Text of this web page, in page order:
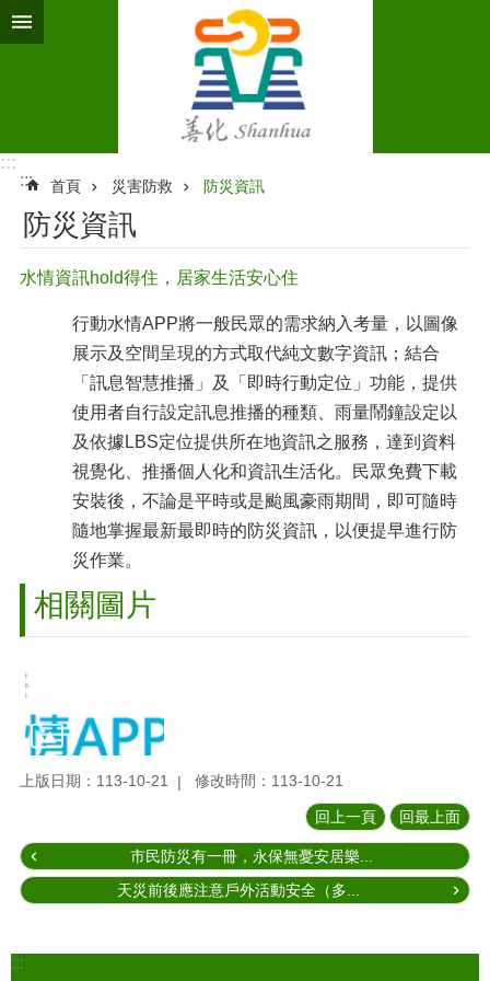
跳到主要內容區塊
:::
:::
首頁 災害防救 防災資訊
防災資訊
水情資訊hold得住，居家生活安心住
行動水情APP將一般民眾的需求納入考量，以圖像
展示及空間呈現的方式取代純文數字資訊；結合
「訊息智慧推播」及「即時行動定位」功能，提供
使用者自行設定訊息推播的種類、雨量鬧鐘設定以
及依據LBS定位提供所在地資訊之服務，達到資料
視覺化、推播個人化和資訊生活化。民眾免費下載
安裝後，不論是平時或是颱風豪雨期間，即可隨時
隨地掌握最新最即時的防災資訊，以便提早進行防
災作業。
相關圖片
上版日期：113-10-21 修改時間：113-10-21
回上一頁 回最上面
市民防災有一冊，永保無憂安居樂...
天災前後應注意戶外活動安全（多...
:::